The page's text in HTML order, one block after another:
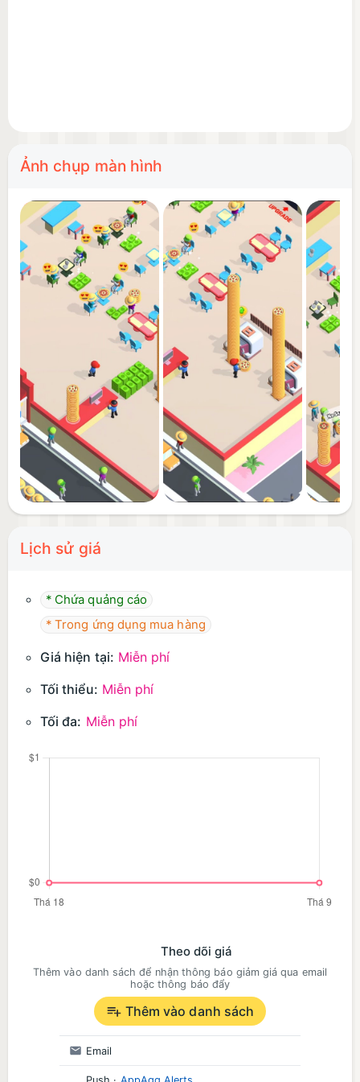
Ảnh chụp màn hình
Lịch sử giá
* Chứa quảng cáo
* Trong ứng dụng mua hàng
Giá hiện tại: Miễn phí
Tối thiểu: Miễn phí
Tối đa: Miễn phí
Theo dõi giá
Thêm vào danh sách để nhận thông báo giảm giá qua email
hoặc thông báo đẩy
Thêm vào danh sách
Email